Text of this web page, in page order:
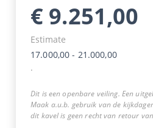
€ 9.251,00
Estimate
17.000,00 - 21.000,00
.
Dit is een openbare veiling. Een
Maak a.u.b. gebruik van de
dit kavel is geen recht van retour